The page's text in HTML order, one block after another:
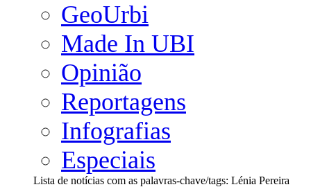
GeoUrbi
Made In UBI
Opinião
Reportagens
Infografias
Especiais
Lista de notícias com as palavras-chave/tags: Lénia Pereira